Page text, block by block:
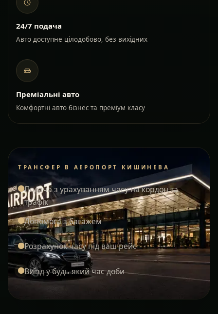
24/7 подача
Авто доступне цілодобово, без вихідних
Преміальні авто
Комфортні авто бізнес та преміум класу
ТРАНСФЕР В АЕРОПОРТ КИШИНЕВА
Подача з урахуванням часу на кордон та
трафік
Допомога з багажем
Розрахунок часу під ваш рейс
Виїзд у будь-який час доби